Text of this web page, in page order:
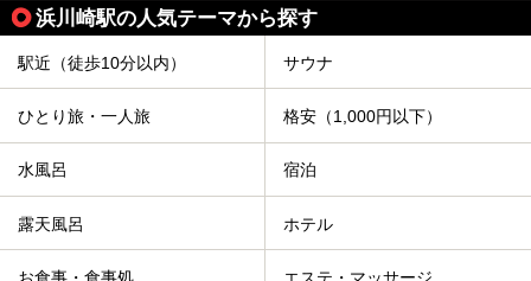
浜川崎駅の人気テーマから探す
駅近（徒歩10分以内） サウナ
ひとり旅・一人旅 格安（1,000円以下）
水風呂 宿泊
露天風呂 ホテル